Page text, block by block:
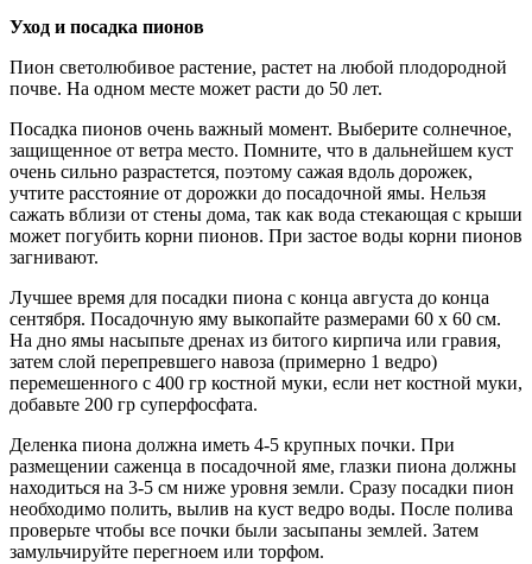
Уход и посадка пионов
Пион светолюбивое растение, растет на любой плодородной
почве. На одном месте может расти до 50 лет.
Посадка пионов очень важный момент. Выберите солнечное,
защищенное от ветра место. Помните, что в дальнейшем куст
очень сильно разрастется, поэтому сажая вдоль дорожек,
учтите расстояние от дорожки до посадочной ямы. Нельзя
сажать вблизи от стены дома, так как вода стекающая с крыши
может погубить корни пионов. При застое воды корни пионов
загнивают.
Лучшее время для посадки пиона с конца августа до конца
сентября. Посадочную яму выкопайте размерами 60 х 60 см.
На дно ямы насыпьте дренах из битого кирпича или гравия,
затем слой перепревшего навоза (примерно 1 ведро)
перемешенного с 400 гр костной муки, если нет костной муки,
добавьте 200 гр суперфосфата.
Деленка пиона должна иметь 4-5 крупных почки. При
размещении саженца в посадочной яме, глазки пиона должны
находиться на 3-5 см ниже уровня земли. Сразу посадки пион
необходимо полить, вылив на куст ведро воды. После полива
проверьте чтобы все почки были засыпаны землей. Затем
замульчируйте перегноем или торфом.